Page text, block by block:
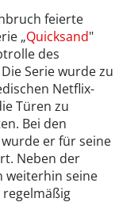
feierte
„Quicksand"
des
Serie wurde zu
Netflix-
Türen zu
Bei den
er für seine
Neben der
weiterhin seine